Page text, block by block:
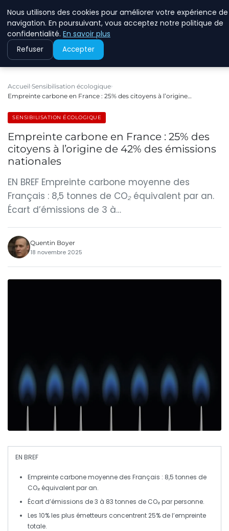
Accueil Sensibilisation écologique
Empreinte carbone en France : 25% des citoyens à l’origine…
SENSIBILISATION ÉCOLOGIQUE
Empreinte carbone en France : 25% des
citoyens à l’origine de 42% des émissions
nationales
EN BREF Empreinte carbone moyenne des
Français : 8,5 tonnes de CO₂ équivalent par an.
Écart d’émissions de 3 à…
Quentin Boyer
18 novembre 2025
EN BREF
Empreinte carbonemoyenne des Français : 8,5 tonnes de
CO₂ équivalent par an.
Écart d’émissions de3 à 83 tonnes de CO₂par personne.
Les 10%les plus émetteurs concentrent25% de l’empreinte
totale.
Nous utilisons des cookies pour améliorer votre expérience de
navigation. En poursuivant, vous acceptez notre politique de
confidentialité. En savoir plus
Refuser Accepter